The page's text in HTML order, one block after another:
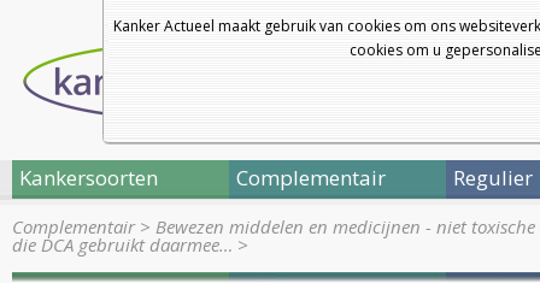
Kanker Actueel maakt gebruik van cookies om ons
cookies om u
Kankersoorten Complementair Regulier
Complementair> Bewezen middelen en medicijnen - niet
die DCA gebruikt daarmee… >